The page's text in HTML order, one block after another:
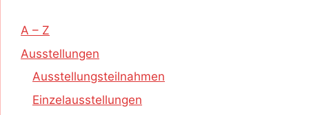
A – Z
Ausstellungen
Ausstellungsteilnahmen
Einzelausstellungen